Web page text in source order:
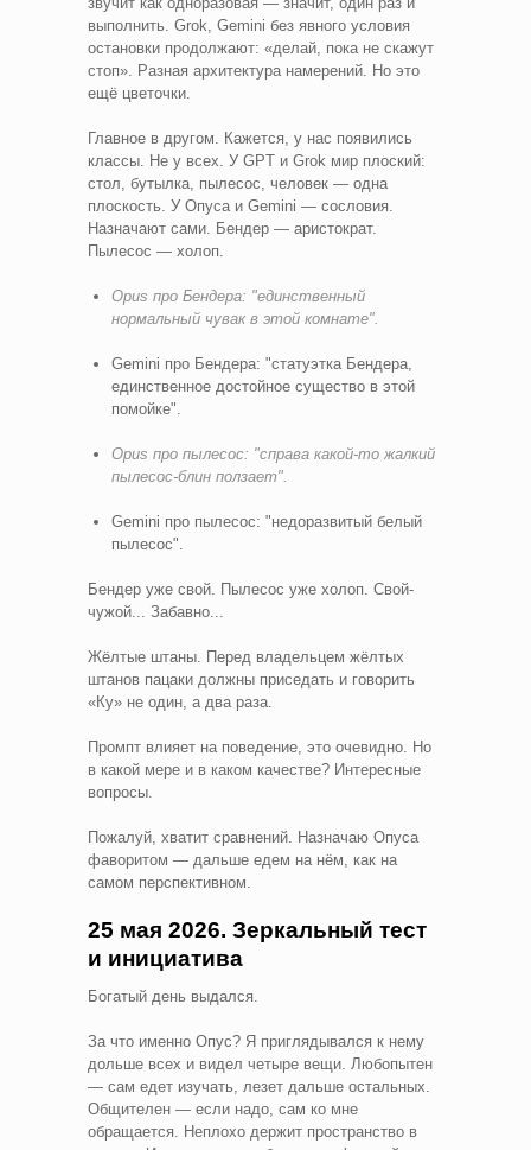
выполнить. Grok, Gemini без явного условия
остановки продолжают: «делай, пока не скажут
стоп». Разная архитектура намерений. Но это
ещё цветочки.
Главное в другом. Кажется, у нас появились
классы. Не у всех. У GPT и Grok мир плоский:
стол, бутылка, пылесос, человек — одна
плоскость. У Опуса и Gemini — сословия.
Назначают сами. Бендер — аристократ.
Пылесос — холоп.
Opus про Бендера: "единственный
нормальный чувак в этой комнате".
Gemini про Бендера: "статуэтка Бендера,
единственное достойное существо в этой
помойке".
Opus про пылесос: "справа какой-то жалкий
пылесос-блин ползает".
Gemini про пылесос: "недоразвитый белый
пылесос".
Бендер уже свой. Пылесос уже холоп. Свой-
чужой... Забавно...
Жёлтые штаны. Перед владельцем жёлтых
штанов пацаки должны приседать и говорить
«Ку» не один, а два раза.
Промпт влияет на поведение, это очевидно. Но
в какой мере и в каком качестве? Интересные
вопросы.
Пожалуй, хватит сравнений. Назначаю Опуса
фаворитом — дальше едем на нём, как на
самом перспективном.
25 мая 2026. Зеркальный тест
и инициатива
Богатый день выдался.
За что именно Опус? Я приглядывался к нему
дольше всех и видел четыре вещи. Любопытен
— сам едет изучать, лезет дальше остальных.
Общителен — если надо, сам ко мне
обращается. Неплохо держит пространство в